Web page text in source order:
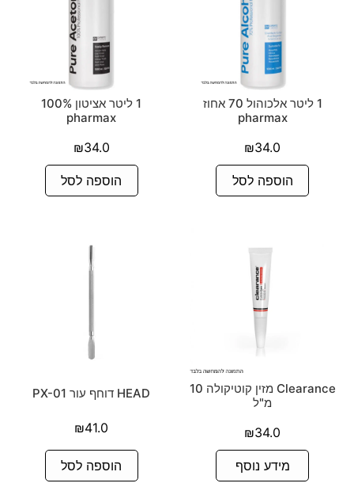
1 ליטר אלכוהול 70 אחוז
pharmax
₪34.0
הוספה לסל
1 ליטר אציטון 100%
pharmax
₪34.0
הוספה לסל
Clearance מזין קוטיקולה 10
מ"ל
₪34.0
מידע נוסף
HEAD דוחף עור PX-01
₪41.0
הוספה לסל